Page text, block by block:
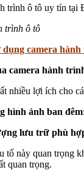
trình ô tô
camera
camera hành
nhiều lợi ích cho
hình ảnh ban đêm
lưu trữ phù
tố này quan trọng
quan trọng.